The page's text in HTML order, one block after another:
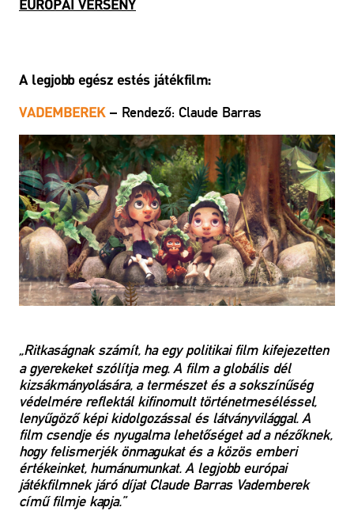
EURÓPAI VERSENY
A legjobb egész estés játékfilm:
VADEMBEREK – Rendező: Claude Barras
„Ritkaságnak számít, ha egy politikai film kifejezetten
a gyerekeket szólítja meg. A film a globális dél
kizsákmányolására, a természet és a sokszínűség
védelmére reflektál kifinomult történetmeséléssel,
lenyűgöző képi kidolgozással és látványvilággal. A
film csendje és nyugalma lehetőséget ad a nézőknek,
hogy felismerjék önmagukat és a közös emberi
értékeinket, humánumunkat. A legjobb európai
játékfilmnek járó díjat Claude Barras Vademberek
című filmje kapja.”